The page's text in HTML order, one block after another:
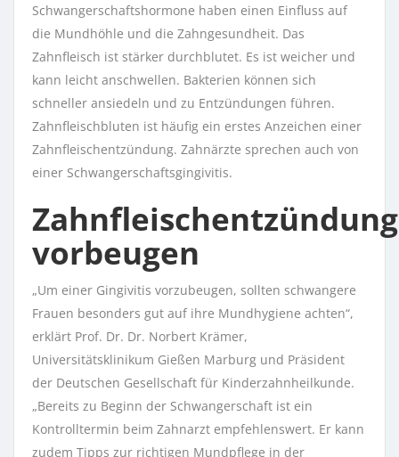
Schwangerschaftshormone haben einen Einfluss auf
die Mundhöhle und die Zahngesundheit. Das
Zahnfleisch ist stärker durchblutet. Es ist weicher und
kann leicht anschwellen. Bakterien können sich
schneller ansiedeln und zu Entzündungen führen.
Zahnfleischbluten ist häufig ein erstes Anzeichen einer
Zahnfleischentzündung. Zahnärzte sprechen auch von
einer Schwangerschaftsgingivitis.
Zahnfleischentzündung
vorbeugen
„Um einer Gingivitis vorzubeugen, sollten schwangere
Frauen besonders gut auf ihre Mundhygiene achten“,
erklärt Prof. Dr. Dr. Norbert Krämer,
Universitätsklinikum Gießen Marburg und Präsident
der Deutschen Gesellschaft für Kinderzahnheilkunde.
„Bereits zu Beginn der Schwangerschaft ist ein
Kontrolltermin beim Zahnarzt empfehlenswert. Er kann
zudem Tipps zur richtigen Mundpflege in der